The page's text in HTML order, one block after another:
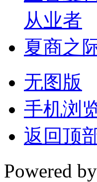
从业者
夏商之
无图版
手机浏
返回顶
Powered by